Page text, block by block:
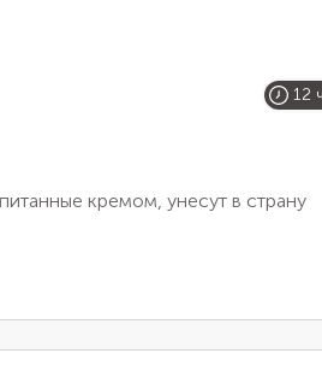
12
кремом, унесут в страну